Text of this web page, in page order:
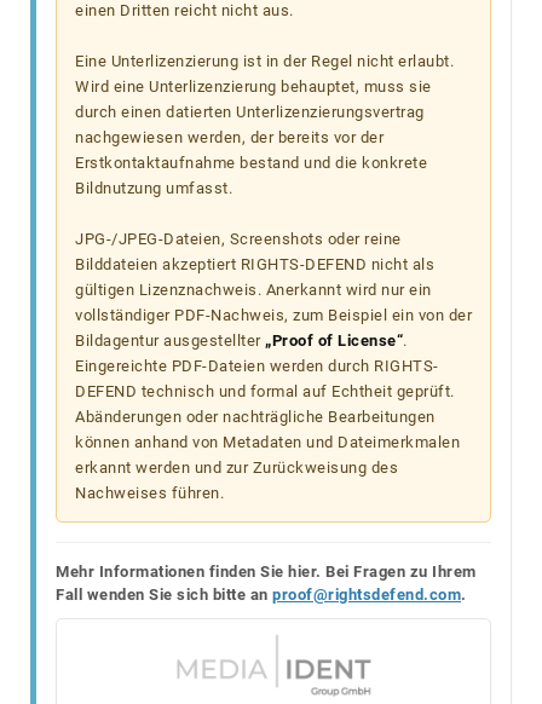
einen Dritten reicht nicht aus.
Eine Unterlizenzierung ist in der Regel nicht erlaubt.
Wird eine Unterlizenzierung behauptet, muss sie
durch einen datierten Unterlizenzierungsvertrag
nachgewiesen werden, der bereits vor der
Erstkontaktaufnahme bestand und die konkrete
Bildnutzung umfasst.
JPG-/JPEG-Dateien, Screenshots oder reine
Bilddateien akzeptiert RIGHTS-DEFEND nicht als
gültigen Lizenznachweis. Anerkannt wird nur ein
vollständiger PDF-Nachweis, zum Beispiel ein von der
Bildagentur ausgestellter „Proof of License“.
Eingereichte PDF-Dateien werden durch RIGHTS-
DEFEND technisch und formal auf Echtheit geprüft.
Abänderungen oder nachträgliche Bearbeitungen
können anhand von Metadaten und Dateimerkmalen
erkannt werden und zur Zurückweisung des
Nachweises führen.
Mehr Informationen finden Sie hier. Bei Fragen zu Ihrem
Fall wenden Sie sich bitte an proof@rightsdefend.com.